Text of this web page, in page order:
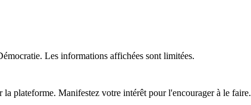
Les informations affichées sont limitées.
plateforme. Manifestez votre intérêt pour l'encourager à le faire.